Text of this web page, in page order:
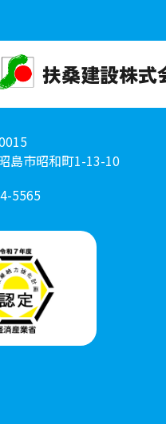
扶桑建設株式
島市昭和町1-13-10
5565